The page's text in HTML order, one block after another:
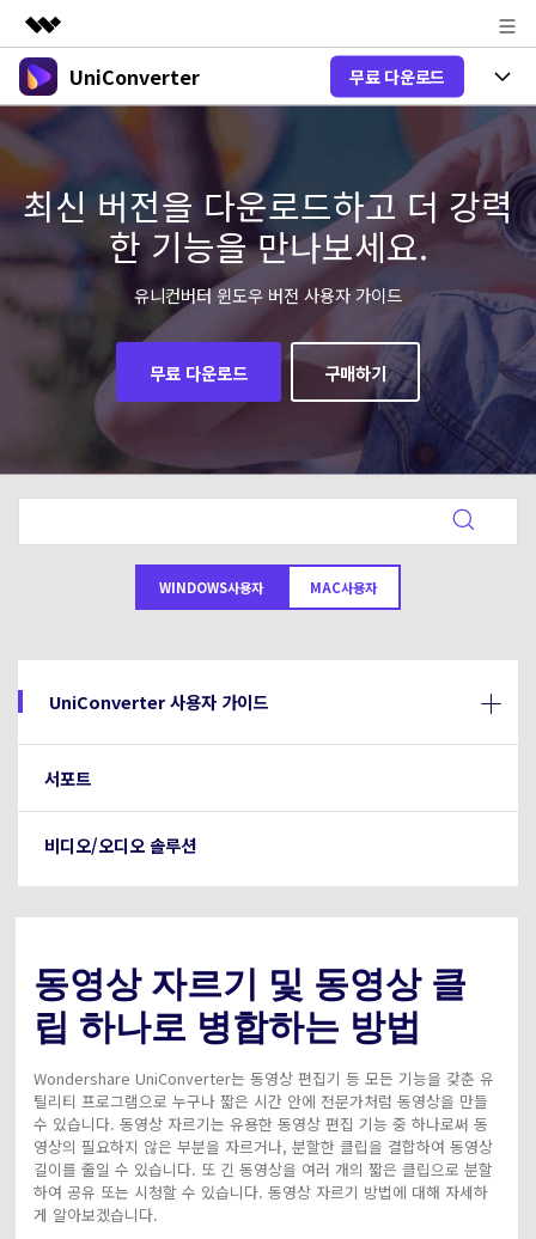
주요 제품
AIGC 크리에이티비티
유틸리티
비즈니스
솔루션
회사 소개
뉴스룸
플랜 및 가격
도움말 센터
UniConverter 무료 다운로드
제품 선택
올인원 미디어 툴박스
유니컨버터-윈도우 버전
제품 기능
음성 텍스트 변환
음성/동영상을 텍스트로 빠르고 정확
하게 변환하세요.
New
동영상 변환
업그레이드된 뛰어난 지능형 변환 프로
Hot
온라인 도구
온라인 오디오 편집기
오디오 변환
New
온라인 영상 편집기
동영상 변환
Hot
V17 업그레이드
블로그
DVD / CD 사용자
DVD 변환
New
Hot
DVD / CD 사용자
카메라 사용자
무비 사용자
더 많은 솔루션 알아보기
가이드
지원되는 형식, 장치 및 GPU의 전체 목록.
새로운 정보
온라인으로 시작하기
search
최신 버전을 다운로드하고 더 강력
한 기능을 만나보세요.
유니컨버터 윈도우 버전 사용자 가이드
무료 다운로드 구매하기
WINDOWS사용자 MAC사용자
UniConverter 사용자 가이드
서포트
비디오/오디오 솔루션
동영상 자르기 및 동영상 클
립 하나로 병합하는 방법
Wondershare UniConverter는 동영상 편집기 등 모든 기능을 갖춘 유
틸리티 프로그램으로 누구나 짧은 시간 안에 전문가처럼 동영상을 만들
수 있습니다. 동영상 자르기는 유용한 동영상 편집 기능 중 하나로써 동
영상의 필요하지 않은 부분을 자르거나, 분할한 클립을 결합하여 동영상
길이를 줄일 수 있습니다. 또 긴 동영상을 여러 개의 짧은 클립으로 분할
하여 공유 또는 시청할 수 있습니다. 동영상 자르기 방법에 대해 자세하
게 알아보겠습니다.